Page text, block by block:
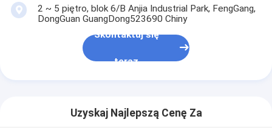
2 ~ 5 piętro, blok 6/B Anjia Industrial Park, FengGang,
DongGuan GuangDong523690 Chiny
Skontaktuj się
teraz
Uzyskaj Najlepszą Cenę Za